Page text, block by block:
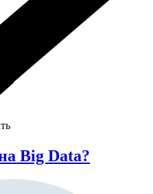
Big Data?